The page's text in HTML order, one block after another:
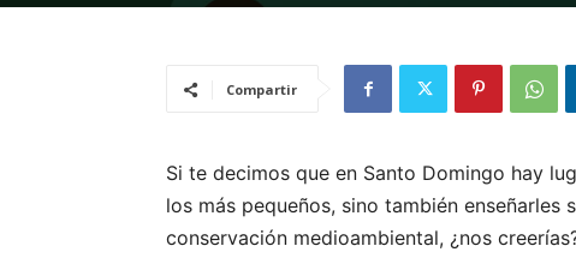
Compartir
Si te decimos que en Santo Domingo hay
los más pequeños, sino también
conservación medioambiental, ¿nos